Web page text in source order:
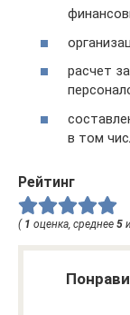
расчет
в том
Рейтинг
( 1 оценка, среднее 5